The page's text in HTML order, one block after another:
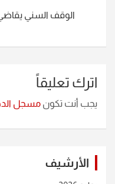
الوقف السني يقاضي
اترك تعليقاً
يجب أنت تكون مسجل
الأرشيف